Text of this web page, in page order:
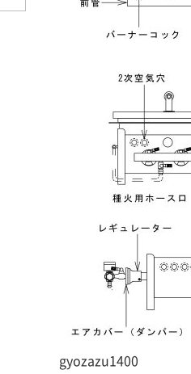
gyozazu1400